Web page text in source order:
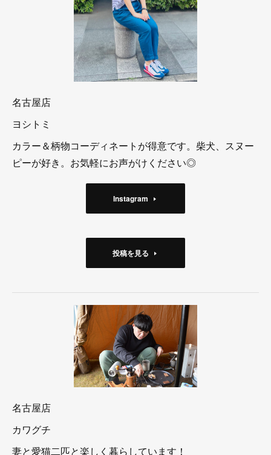
名古屋店
ヨシトミ
カラー＆柄物コーディネートが得意です。柴犬、スヌー
ピーが好き。お気軽にお声がけください◎
Instagram
投稿を見る
名古屋店
カワグチ
妻と愛猫二匹と楽しく暮らしています！